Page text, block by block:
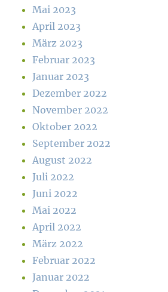
Mai 2023
April 2023
März 2023
Februar 2023
Januar 2023
Dezember 2022
November 2022
Oktober 2022
September 2022
August 2022
Juli 2022
Juni 2022
Mai 2022
April 2022
März 2022
Februar 2022
Januar 2022